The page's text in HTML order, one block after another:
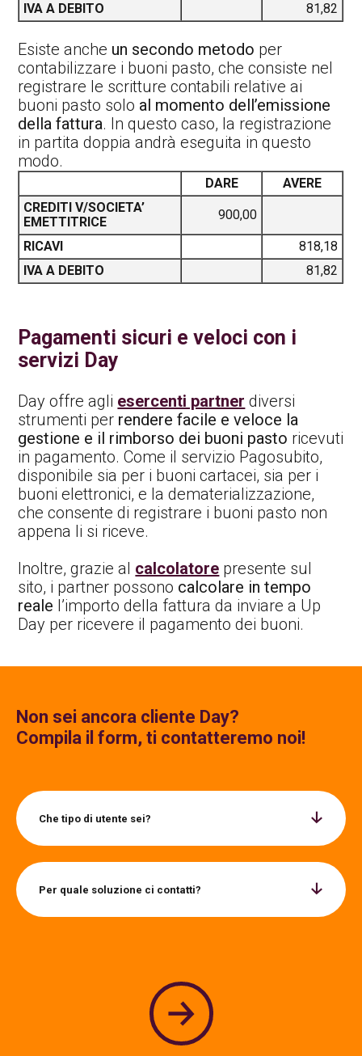
IVA A DEBITO 81,82
Esiste anche un secondo metodo per
contabilizzare i buoni pasto, che consiste nel
registrare le scritture contabili relative ai
buoni pasto solo al momento dell’emissione
della fattura. In questo caso, la registrazione
in partita doppia andrà eseguita in questo
modo.
DARE
AVERE
CREDITI V/SOCIETA’
EMETTITRICE
900,00
RICAVI
818,18
IVA A DEBITO
81,82
Pagamenti sicuri e veloci con i
servizi Day
Day offre agli esercenti partner diversi
strumenti per rendere facile e veloce la
gestione e il rimborso dei buoni pasto ricevuti
in pagamento. Come il servizio Pagosubito,
disponibile sia per i buoni cartacei, sia per i
buoni elettronici, e la dematerializzazione,
che consente di registrare i buoni pasto non
appena li si riceve.
Inoltre, grazie al calcolatore presente sul
sito, i partner possono calcolare in tempo
reale l’importo della fattura da inviare a Up
Day per ricevere il pagamento dei buoni.
Non sei ancora cliente Day?
Compila il form, ti contatteremo noi!
Che tipo di utente sei?
Per quale soluzione ci contatti?